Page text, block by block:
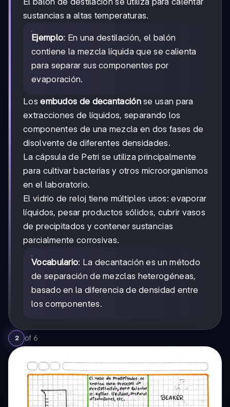
sustancias a altas temperaturas.
Ejemplo: En una destilación, el balón
contiene la mezcla líquida que se calienta
para separar sus componentes por
evaporación.
Losembudos de decantaciónse usan para
extracciones de líquidos, separando los
componentes de una mezcla en dos fases de
disolvente de diferentes densidades.
La cápsula de Petri se utiliza principalmente
para cultivar bacterias y otros microorganismos
en el laboratorio.
El vidrio de reloj tiene múltiples usos: evaporar
líquidos, pesar productos sólidos, cubrir vasos
de precipitados y contener sustancias
parcialmente corrosivas.
Vocabulario: La decantación es un método
de separación de mezclas heterogéneas,
basado en la diferencia de densidad entre
los componentes.
2 of 6